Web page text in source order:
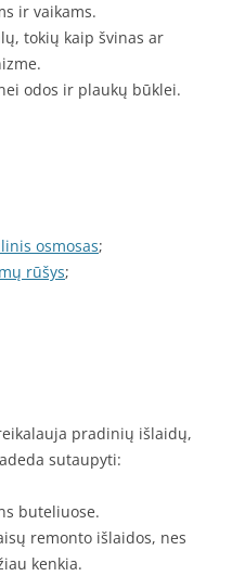
ir vaikams.
tokių kaip švinas ar
odos ir plaukų būklei.
osmosas;
rūšys;
pradinių išlaidų,
sutaupyti:
buteliuose.
remonto išlaidos, nes
kenkia.